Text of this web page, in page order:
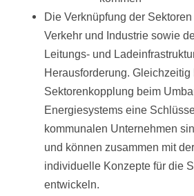
Die Verknüpfung der
Verkehr und Industrie sowie
Leitungs- und
Herausforderung. Gleichzeitig
Sektorenkopplung beim
Energiesystems eine
kommunalen Unternehmen
und können zusammen mit
individuelle Konzepte für die
entwickeln.